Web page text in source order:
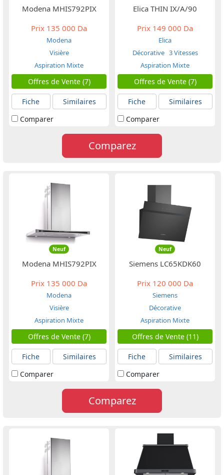
Modena MHIS792PIX
Prix 135 000 Da
Modena
Visière
Aspiration Mixte
Offres de Vente (7)
Fiche
Similaires
Comparer
Elica THIN IX/A/90
Prix 149 000 Da
Elica
Décorative 3 Vitesses
Aspiration Mixte
Offres de Vente (7)
Fiche
Similaires
Comparer
Comparez
Neuf
Modena MHIS792PIX
Prix 135 000 Da
Modena
Visière
Aspiration Mixte
Offres de Vente (7)
Fiche
Similaires
Comparer
Neuf
Siemens LC65KDK60
Prix 120 000 Da
Siemens
Décorative
Aspiration Mixte
Offres de Vente (11)
Fiche
Similaires
Comparer
Comparez